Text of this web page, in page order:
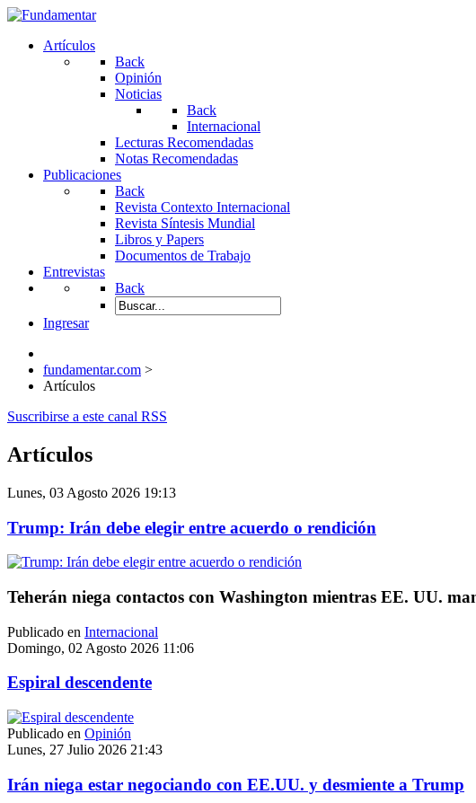
Artículos
Back
Opinión
Noticias
Back
Internacional
Lecturas Recomendadas
Notas Recomendadas
Publicaciones
Back
Revista Contexto Internacional
Revista Síntesis Mundial
Libros y Papers
Documentos de Trabajo
Entrevistas
Back
Ingresar
fundamentar.com >
Artículos
Suscribirse a este canal RSS
Artículos
Lunes, 03 Agosto 2026 19:13
Trump: Irán debe elegir entre acuerdo o rendición
Teherán niega contactos con Washington mientras EE. UU.
Publicado en Internacional
Domingo, 02 Agosto 2026 11:06
Espiral descendente
Publicado en Opinión
Lunes, 27 Julio 2026 21:43
Irán niega estar negociando con EE.UU. y desmiente a Trump